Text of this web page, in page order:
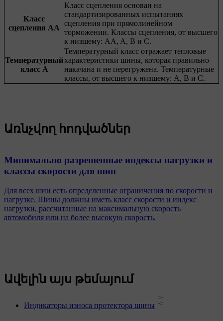
Класс
сцепления AA
Класс сцепления основан на
стандартизированных испытаниях
сцепления при прямолинейном
торможении. Классы сцепления, от высшего
к низшему: AA, A, B и C.
Температурный
класс А
Температурный класс отражает тепловые
характеристики шины, которая правильно
накачана и не перегружена. Температурные
классы, от высшего к низшему: A, B и C.
Առնչվող հոդվածներ
Минимально разрешенные индексы нагрузки и
классы скорости для шин
Для всех шин есть определенные ограничения по скорости и
нагрузке. Шины должны иметь класс скорости и индекс
нагрузки, рассчитанные на максимальную скорость
автомобиля или на более высокую скорость.
Ավելին այս թեմայում
Индикаторы износа протектора шины